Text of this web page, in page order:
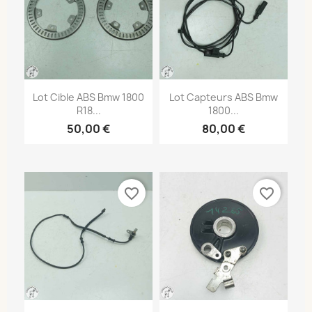
Lot Cible ABS Bmw 1800
R18...
50,00 €
Lot Capteurs ABS Bmw
1800...
80,00 €
favorite_border favorite_border